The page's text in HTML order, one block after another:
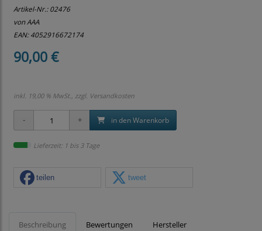
Artikel-Nr.:02476
von AAA
EAN: 4052916672174
90,00 €
inkl. 19,00 % MwSt., zzgl. Versandkosten
in den Warenkorb
Lieferzeit: 1 bis 3 Tage
teilen tweet
Beschreibung Bewertungen Hersteller